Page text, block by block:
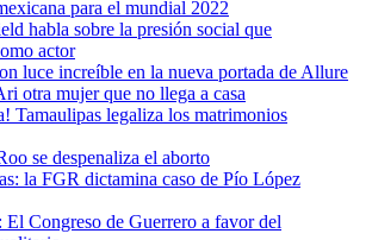
para el mundial 2022
habla sobre la presión social que
actor
luce increíble en la nueva portada de Allure
otra mujer que no llega a casa
Tamaulipas legaliza los matrimonios
se despenaliza el aborto
la FGR dictamina caso de Pío López
El Congreso de Guerrero a favor del